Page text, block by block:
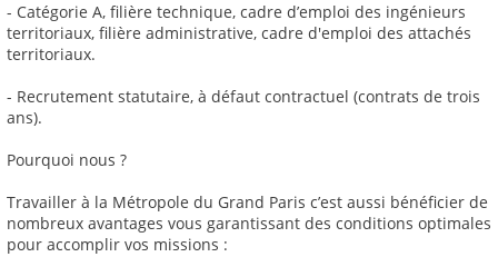
- Catégorie A, filière technique, cadre d’emploi des ingénieurs
territoriaux, filière administrative, cadre d'emploi des attachés
territoriaux.
- Recrutement statutaire, à défaut contractuel (contrats de trois
ans).
Pourquoi nous ?
Travailler à la Métropole du Grand Paris c’est aussi bénéficier de
nombreux avantages vous garantissant des conditions optimales
pour accomplir vos missions :